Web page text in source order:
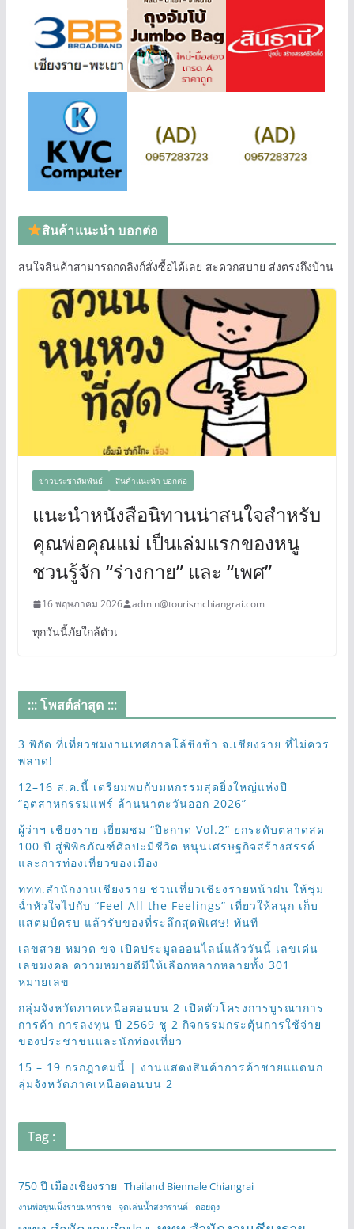
สินค้าแนะนำ บอกต่อ
สนใจสินค้าสามารถกดลิงก์สั่งซื้อได้เลย สะดวกสบาย ส่งตรงถึงบ้าน
ข่าวประชาสัมพันธ์ สินค้าแนะนำ บอกต่อ
แนะนำหนังสือนิทานน่าสนใจสำหรับ
คุณพ่อคุณแม่ เป็นเล่มแรกของหนู
ชวนรู้จัก “ร่างกาย” และ “เพศ”
16 พฤษภาคม 2026 admin@tourismchiangrai.com
ทุกวันนี้ภัยใกล้ตัวเ
::: โพสต์ล่าสุด :::
3 พิกัด ที่เที่ยวชมงานเทศกาลโล้ชิงช้า จ.เชียงราย ที่ไม่ควร
พลาด!
12–16 ส.ค.นี้ เตรียมพบกับมหกรรมสุดยิ่งใหญ่แห่งปี
“อุตสาหกรรมแฟร์ ล้านนาตะวันออก 2026”
ผู้ว่าฯ เชียงราย เยี่ยมชม “ป๊ะกาด Vol.2” ยกระดับตลาดสด
100 ปี สู่พิพิธภัณฑ์ศิลปะมีชีวิต หนุนเศรษฐกิจสร้างสรรค์
และการท่องเที่ยวของเมือง
ททท.สำนักงานเชียงราย ชวนเที่ยวเชียงรายหน้าฝน ให้ชุ่ม
ฉ่ำหัวใจไปกับ “Feel All the Feelings” เที่ยวให้สนุก เก็บ
แสตมป์ครบ แล้วรับของที่ระลึกสุดพิเศษ! ทันที
เลขสวย หมวด ขจ เปิดประมูลออนไลน์แล้ววันนี้ เลขเด่น
เลขมงคล ความหมายดีมีให้เลือกหลากหลายทั้ง 301
หมายเลข
กลุ่มจังหวัดภาคเหนือตอนบน 2 เปิดตัวโครงการบูรณาการ
การค้า การลงทุน ปี 2569 ชู 2 กิจกรรมกระตุ้นการใช้จ่าย
ของประชาชนและนักท่องเที่ยว
15 – 19 กรกฎาคมนี้ | งานแสดงสินค้าการค้าชายแแดนก
ลุ่มจังหวัดภาคเหนือตอนบน 2
Tag :
750 ปี เมืองเชียงราย Thailand Biennale Chiangrai
งานพ่อขุนเม็งรายมหาราช จุดเล่นน้ำสงกรานต์ ดอยตุง